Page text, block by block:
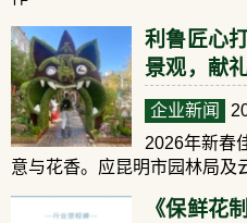
利鲁匠心
景观，献
企业新闻
2026年新春
意与花香。应昆明市园林局及
《保鲜花